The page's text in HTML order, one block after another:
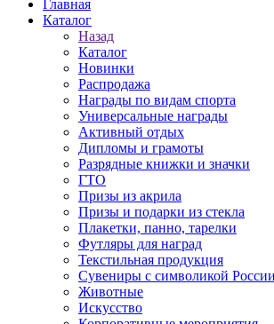
Главная
Каталог
Назад
Каталог
Новинки
Распродажа
Награды по видам спорта
Универсальные награды
Активный отдых
Дипломы и грамоты
Разрядные книжки и значки
ГТО
Призы из акрила
Призы и подарки из стекла
Плакетки, панно, тарелки
Футляры для наград
Текстильная продукция
Сувениры с символикой
Животные
Искусство